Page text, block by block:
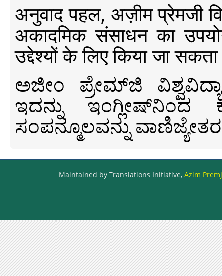
अनुवाद पहल, अज़ीम प्रेमजी
अकादमिक संसाधन का
उद्देश्यों के लिए किया जा
ಅಜೀಂ ಪ್ರೇಮ್‍ಜಿ
ಇದನ್ನು ಇಂಗ್ಲೀಷ್‍ನಿಂದ
ಸಂಪನ್ಮೂಲವನ್ನು
Maintained by Translations Initiative, Azim